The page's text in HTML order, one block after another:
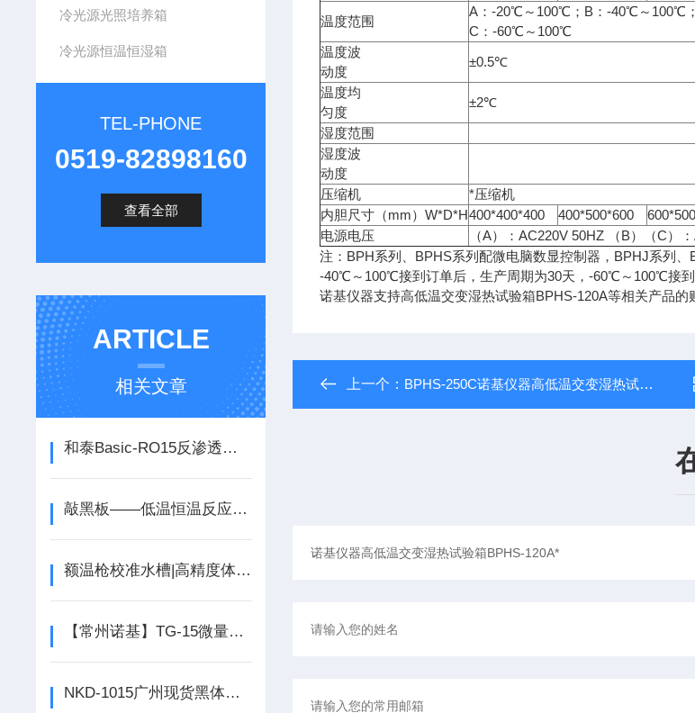
冷光源光照培养箱
冷光源恒温恒湿箱
TEL-PHONE
0519-82898160
查看全部
ARTICLE
相关文章
和泰Basic-RO15反渗透纯水机（外置水箱型）
敲黑板——低温恒温反应浴知识点记住了
额温枪校准水槽|高精度体温枪校准低温水槽厂家现货供应
【常州诺基】TG-15微量高速离心机专业厂家特卖
NKD-1015广州现货黑体检测槽|额温枪的水槽厂家
温度范围
A：-20℃～100℃；B：-40℃～100℃；
C：-60℃～100℃
温度波
动度
±0.5℃
温度均
匀度
±2℃
湿度范围
湿度波
动度
压缩机
*压缩机
内胆尺寸（mm）W*D*H400*400*400 400*500*600
电源电压
（A）：AC220V 50HZ （B）（C）
注：BPH系列、BPHS系列配微电脑数显控制器，BPHJ系列、
-40℃～100℃接到订单后，生产周期为30天，-60℃～100℃接到
诺基仪器支持高低温交变湿热试验箱BPHS-120A等相关产品的
上一个： BPHS-250C诺基仪器高低温交变湿热试验箱BPHS-250C*